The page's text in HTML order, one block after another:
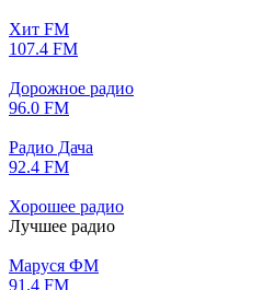
Хит FM
107.4 FM
Дорожное радио
96.0 FM
Радио Дача
92.4 FM
Хорошее радио
Лучшее радио
Маруся ФМ
91.4 FM